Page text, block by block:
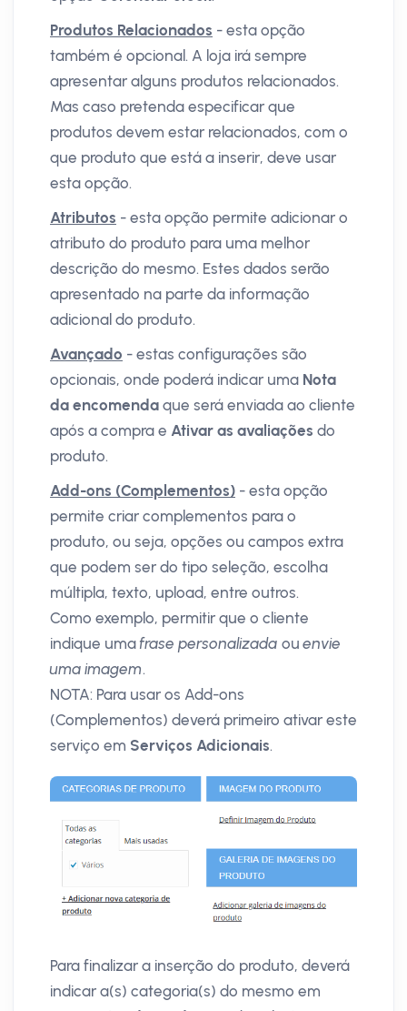
Produtos Relacionados - esta opção
também é opcional. A loja irá sempre
apresentar alguns produtos relacionados.
Mas caso pretenda especificar que
produtos devem estar relacionados, com o
que produto que está a inserir, deve usar
esta opção.
Atributos - esta opção permite adicionar o
atributo do produto para uma melhor
descrição do mesmo. Estes dados serão
apresentado na parte da informação
adicional do produto.
Avançado - estas configurações são
opcionais, onde poderá indicar uma Nota
da encomenda que será enviada ao cliente
após a compra e Ativar as avaliações do
produto.
Add-ons (Complementos) - esta opção
permite criar complementos para o
produto, ou seja, opções ou campos extra
que podem ser do tipo seleção, escolha
múltipla, texto, upload, entre outros.
Como exemplo, permitir que o cliente
indique uma frase personalizada ouenvie
uma imagem.
NOTA: Para usar os Add-ons
(Complementos) deverá primeiro ativar este
serviço em Serviços Adicionais.
Para finalizar a inserção do produto, deverá
indicar a(s) categoria(s) do mesmo em